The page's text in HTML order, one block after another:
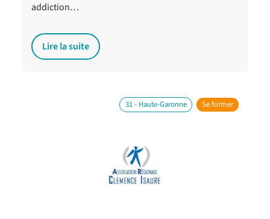
addiction…
Lire la suite
31 - Haute-Garonne Se former